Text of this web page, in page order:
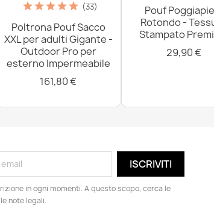
(33)
Poltrona Pouf Sacco
XXL per adulti Gigante -
Outdoor Pro per
esterno Impermeabile
161,80 €
Pouf
Rotondo -
Stampato
29,90 €
in ogni momenti. A questo scopo, cerca le
note legali.